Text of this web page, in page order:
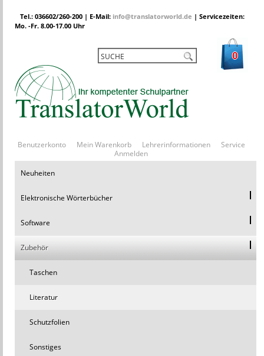
Tel.: 036602/260-200 | E-Mail: info@translatorworld.de | Servicezeiten:
Mo. -Fr. 8.00-17.00 Uhr
0
Benutzerkonto Mein Warenkorb Lehrerinformationen
Service
Anmelden
Neuheiten
Elektronische Wörterbücher
Software
Zubehör
Taschen
Literatur
Schutzfolien
Sonstiges